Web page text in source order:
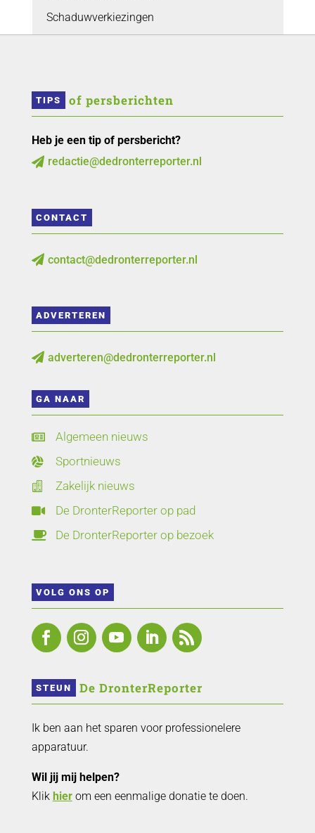
Schaduwverkiezingen
TIPS of persberichten
Heb je een tip of persbericht?
 redactie@dedronterreporter.nl
CONTACT
 contact@dedronterreporter.nl
ADVERTEREN
 adverteren@dedronterreporter.nl
GA NAAR
 Algemeen nieuws
 Sportnieuws
 Zakelijk nieuws
 De DronterReporter op pad
 De DronterReporter op bezoek
VOLG ONS OP
STEUN De DronterReporter
Ik ben aan het sparen voor professionelere
apparatuur.
Wil jij mij helpen?
Klik hierom een eenmalige donatie te doen.